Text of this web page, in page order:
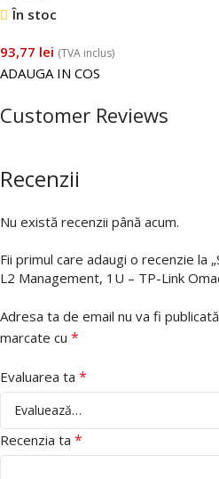
În stoc
93,77 lei (TVA inclus)
ADAUGA IN COS
Customer Reviews
Recenzii
Nu există recenzii până acum.
Fii primul care adaugi o recenzie la
L2 Management, 1U – TP-Link
Adresa ta de email nu va fi
marcate cu *
Evaluarea ta *
Recenzia ta *